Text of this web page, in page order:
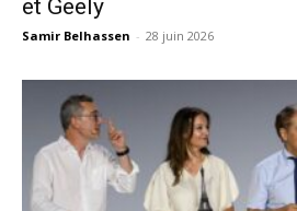
et Geely
Samir Belhassen - 28 juin 2026